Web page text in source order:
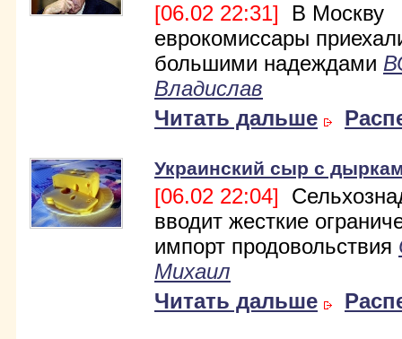
[06.02 22:31] В Москву
еврокомиссары
большими надеждами
Владислав
Читать дальше
Украинский сыр с
[06.02 22:04]
вводит жесткие
импорт продовольствия
Михаил
Читать дальше